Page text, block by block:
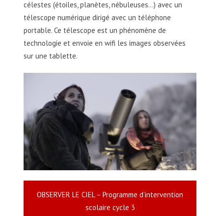
célestes (étoiles, planètes, nébuleuses…) avec un
télescope numérique dirigé avec un téléphone
portable. Ce télescope est un phénomène de
technologie et envoie en wifi les images observées
sur une tablette.
OBSERVER LE CIEL – Programme d’intervention
scolaire cycle 3